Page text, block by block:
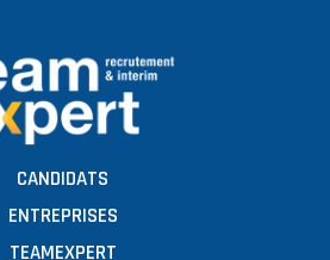
CANDIDATS
ENTREPRISES
TEAMEXPERT